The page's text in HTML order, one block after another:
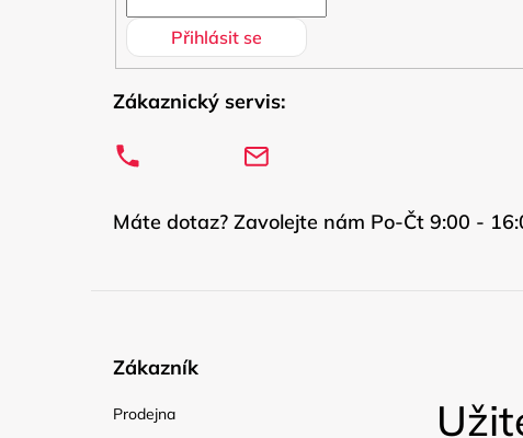
Přihlásit se
Zákaznický servis:
Máte dotaz? Zavolejte nám Po-Čt 9:00 -
Zákazník
Prodejna